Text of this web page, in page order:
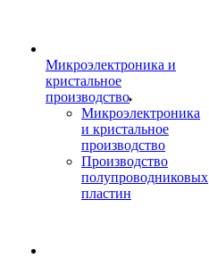
Микроэлектроника и
кристальное
производство
Микроэлектроника
и кристальное
производство
Производство
полупроводниковых
пластин